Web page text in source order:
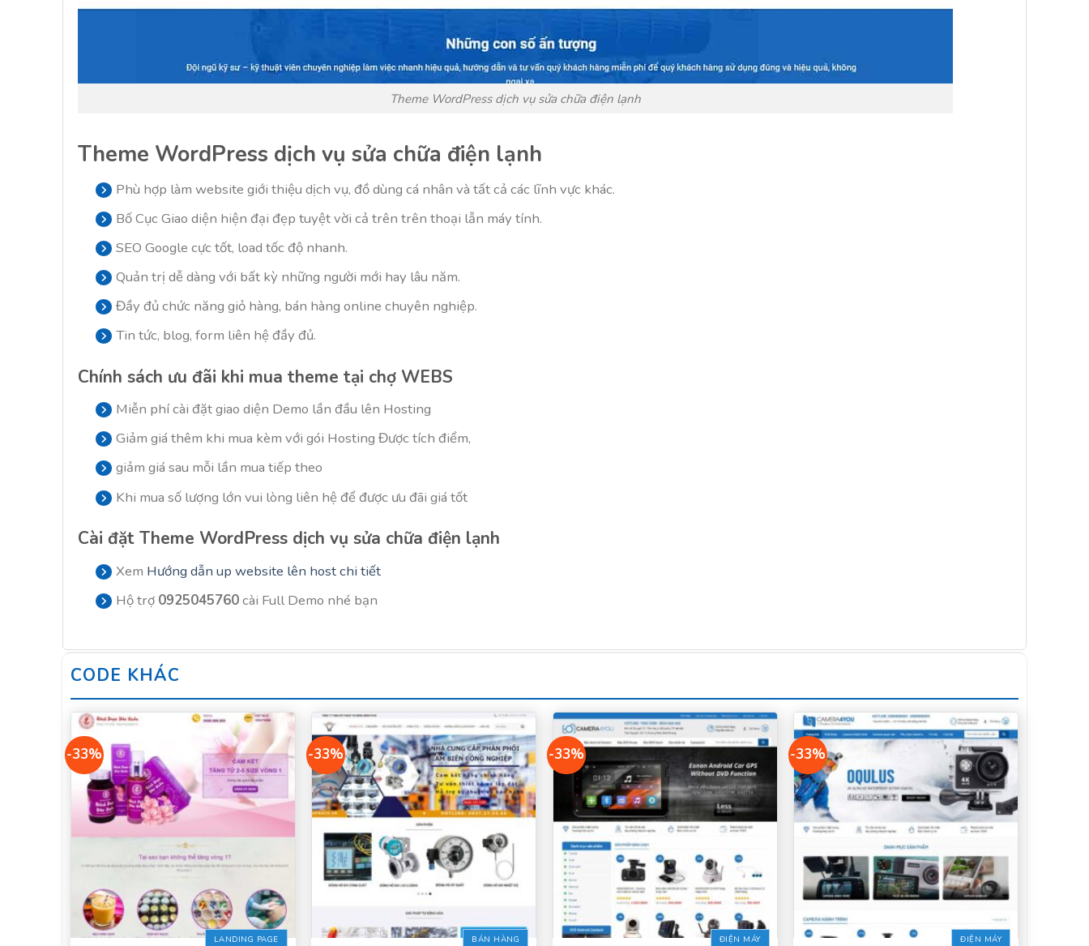
Theme WordPress dịch vụ sửa chữa điện lạnh
Theme WordPress dịch vụ sửa chữa điện lạnh
Phù hợp làm website giới thiệu dịch vụ, đồ dùng cá nhân và tất cả các lĩnh vực khác.
Bố Cục Giao diện hiện đại đẹp tuyệt vời cả trên trên thoại lẫn máy tính.
SEO Google cực tốt, load tốc độ nhanh.
Quản trị dễ dàng với bất kỳ những người mới hay lâu năm.
Đầy đủ chức năng giỏ hàng, bán hàng online chuyên nghiệp.
Tin tức, blog, form liên hệ đầy đủ.
Chính sách ưu đãi khi mua theme tại chợ WEBS
Miễn phí cài đặt giao diện Demo lần đầu lên Hosting
Giảm giá thêm khi mua kèm với gói Hosting Được tích điểm,
giảm giá sau mỗi lần mua tiếp theo
Khi mua số lượng lớn vui lòng liên hệ để được ưu đãi giá tốt
Cài đặt Theme WordPress dịch vụ sửa chữa điện lạnh
Xem Hướng dẫn up website lên host chi tiết
Hộ trợ 0925045760cài Full Demo nhé bạn
CODE KHÁC
-33%
LANDING PAGE
-33%
BÁN HÀNG
-33%
ĐIỆN MÁY
-33%
ĐIỆN MÁY